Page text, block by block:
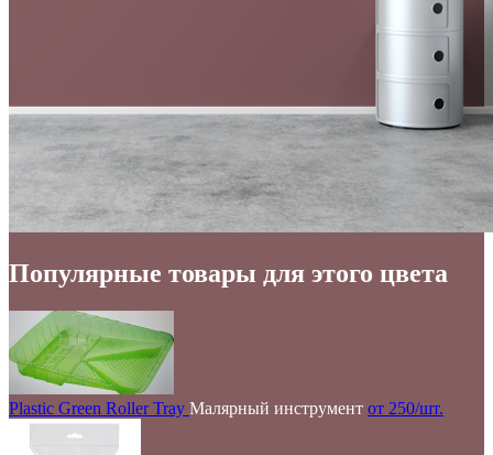
Популярные товары для этого цвета
Plastic Green Roller Tray Малярный инструмент от 250/шт.